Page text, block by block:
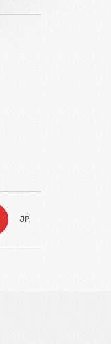
JP
Proofing di daerah